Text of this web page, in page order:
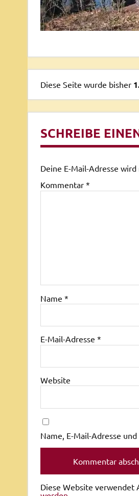
Diese Seite wurde bisher
SCHREIBE
Deine E-Mail-Adresse
Kommentar *
Name *
E-Mail-Adresse *
Website
Name, E-Mail-Adresse
Diese Website verwendet